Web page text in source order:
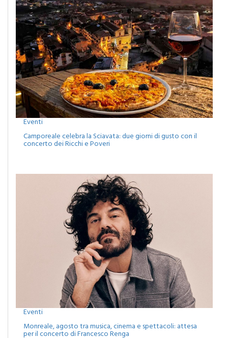
Eventi
Camporeale celebra la Sciavata: due giorni di gusto con il
concerto dei Ricchi e Poveri
Eventi
Monreale, agosto tra musica, cinema e spettacoli: attesa
per il concerto di Francesco Renga